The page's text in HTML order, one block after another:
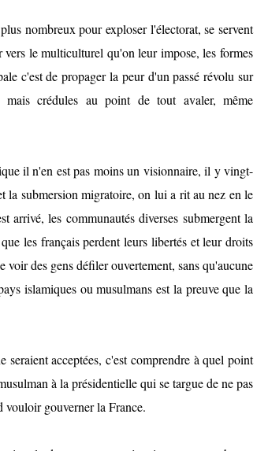
m
c
r
t
e
"
,
s
s
r
-
l
nombreux pour exploser l'électorat, se servent
le multiculturel qu'on leur impose, les formes
c'est de propager la peur d'un passé révolu sur
mais crédules au point de tout avaler, même
il n'en est pas moins un visionnaire, il y vingt-
la submersion migratoire, on lui a rit au nez en le
arrivé, les communautés diverses submergent la
les français perdent leurs libertés et leur droits
des gens défiler ouvertement, sans qu'aucune
islamiques ou musulmans est la preuve que la
acceptées, c'est comprendre à quel point
à la présidentielle qui se targue de ne pas
vouloir gouverner la France.